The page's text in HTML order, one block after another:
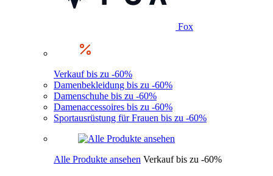
Fox
Verkauf bis zu -60%
Damenbekleidung bis zu -60%
Damenschuhe bis zu -60%
Damenaccessoires bis zu -60%
Sportausrüstung für Frauen bis zu -60%
Alle Produkte ansehen Verkauf bis zu -60%